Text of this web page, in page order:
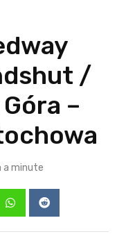
/
–
a minute
WhatsappReddit